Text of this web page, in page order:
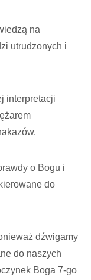
na
utrudzonych i
interpretacji
o Bogu i
do
dźwigamy
do naszych
Boga 7-go